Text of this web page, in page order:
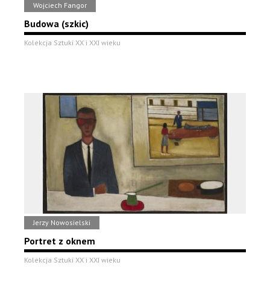
Wojciech Fangor
Budowa (szkic)
Kolekcja Sztuki XX i XXI wieku
Jerzy Nowosielski
Portret z oknem
Kolekcja Sztuki XX i XXI wieku